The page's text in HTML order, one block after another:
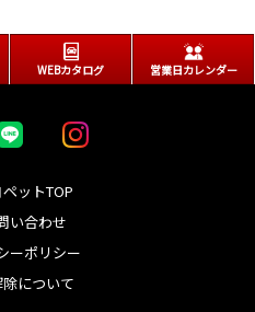
WEBカタログ 営業日カレンダー
ットTOP
い合わせ
ーポリシー
について